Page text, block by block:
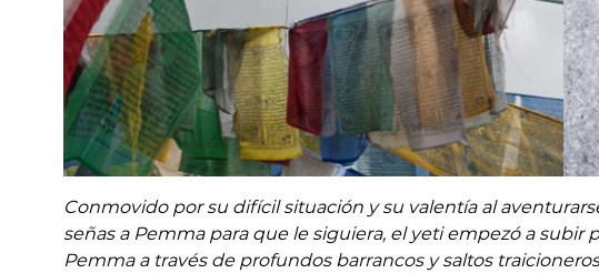
Conmovido por su difícil situación y su valentía al
señas a Pemma para que le siguiera, el yeti empezó a
Pemma a través de profundos barrancos y saltos